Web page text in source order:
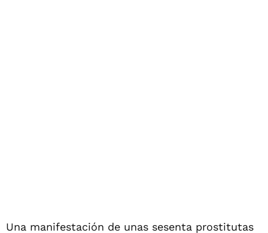
Una manifestación de unas sesenta prostitutas